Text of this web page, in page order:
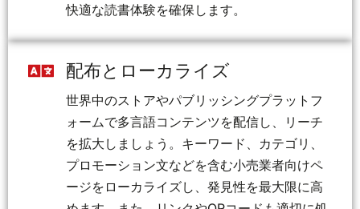
快適な読書体験を確保します。
配布とローカライズ
世界中のストアやパブリッシングプラットフ
ォームで多言語コンテンツを配信し、リーチ
を拡大しましょう。キーワード、カテゴリ、
プロモーション文などを含む小売業者向けペ
ージをローカライズし、発見性を最大限に高